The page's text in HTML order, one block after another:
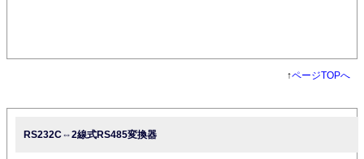
↑ページTOPへ
RS232C⇔2線式RS485変換器